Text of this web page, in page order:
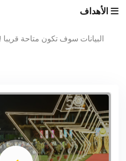
الأهداف
البيانات سوف تكون متاحة قريبا